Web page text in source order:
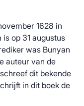
1628 in
is op 31 augustus
was Bunyan
auteur van de
dit bekende
in dit boek de